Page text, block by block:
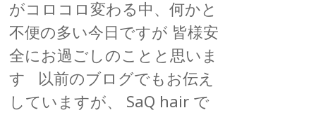
がコロコロ変わる中、何かと
不便の多い今日ですが 皆様安
全にお過ごしのことと思いま
す 以前のブログでもお伝え
していますが、 SaQ hair で